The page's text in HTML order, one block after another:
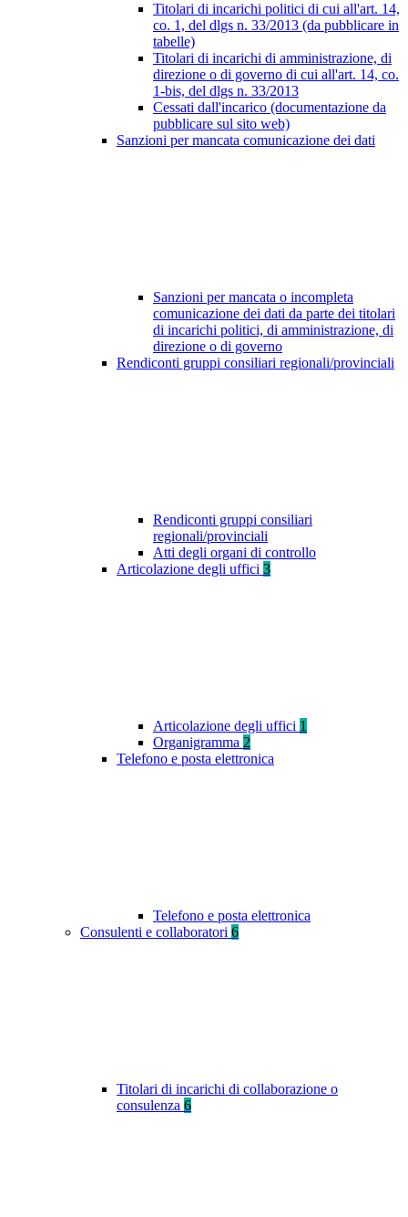
Titolari di incarichi politici di cui all'art. 14,
co. 1, del dlgs n. 33/2013 (da pubblicare in
tabelle)
Titolari di incarichi di amministrazione, di
direzione o di governo di cui all'art. 14, co.
1-bis, del dlgs n. 33/2013
Cessati dall'incarico (documentazione da
pubblicare sul sito web)
Sanzioni per mancata comunicazione dei dati
Sanzioni per mancata o incompleta
comunicazione dei dati da parte dei titolari
di incarichi politici, di amministrazione, di
direzione o di governo
Rendiconti gruppi consiliari regionali/provinciali
Rendiconti gruppi consiliari
regionali/provinciali
Atti degli organi di controllo
Articolazione degli uffici 3
Articolazione degli uffici 1
Organigramma 2
Telefono e posta elettronica
Telefono e posta elettronica
Consulenti e collaboratori 6
Titolari di incarichi di collaborazione o
consulenza 6